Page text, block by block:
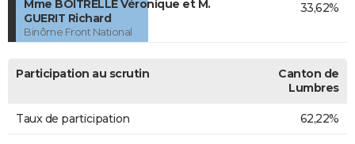
Mme BOITRELLE Véronique et M.
GUERIT Richard
Binôme Front National
33,62%
Participation au scrutin
Canton de
Lumbres
Taux de participation 62,22%